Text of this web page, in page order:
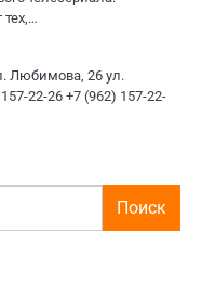
Любимова, 26 ул.
22-26 +7 (962) 157-22-
Поиск